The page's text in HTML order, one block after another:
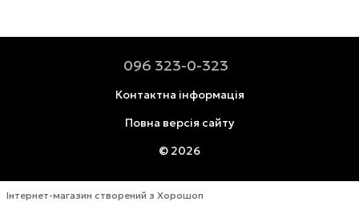
096 323-0-323
Контактна інформація
Повна версія сайту
© 2026
Інтернет-магазин створений з Хорошоп